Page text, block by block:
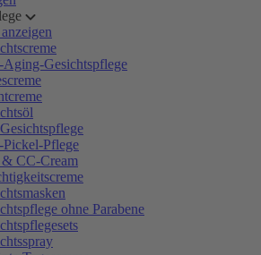
Gesichtspflege
Pflege
CC-Cream
ohne Parabene